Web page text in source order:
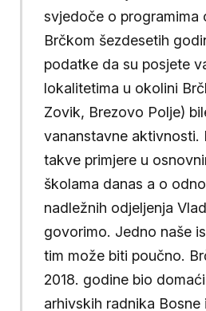
svjedoče o programima
Brčkom šezdesetih
podatke da su posjete
lokalitetima u okolini
Zovik, Brezovo Polje)
vananstavne aktivnosti.
takve primjere u
školama danas a o
nadležnih odjeljenja
govorimo. Jedno naše
tim može biti poučno.
2018. godine bio
arhivskih radnika